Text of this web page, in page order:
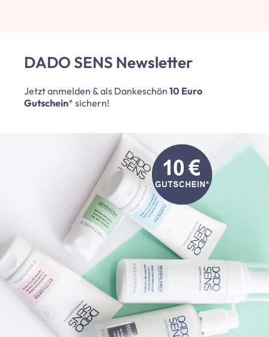
DADO SENS Newsletter
Jetzt anmelden & als Dankeschön 10 Euro
Gutschein* sichern!